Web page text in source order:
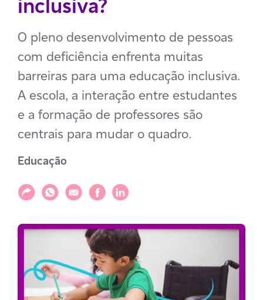
inclusiva?
O pleno desenvolvimento de pessoas
com deficiência enfrenta muitas
barreiras para uma educação inclusiva.
A escola, a interação entre estudantes
e a formação de professores são
centrais para mudar o quadro.
Educação
Compartilhar
Compartilhar via WhatsApp
Compartilhar via E-mail
Compartilhar via Facebook
Compartilhar via LinkedIn